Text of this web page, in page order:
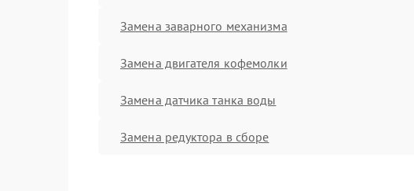
Замена заварного механизма
Замена двигателя кофемолки
Замена датчика танка воды
Замена редуктора в сборе